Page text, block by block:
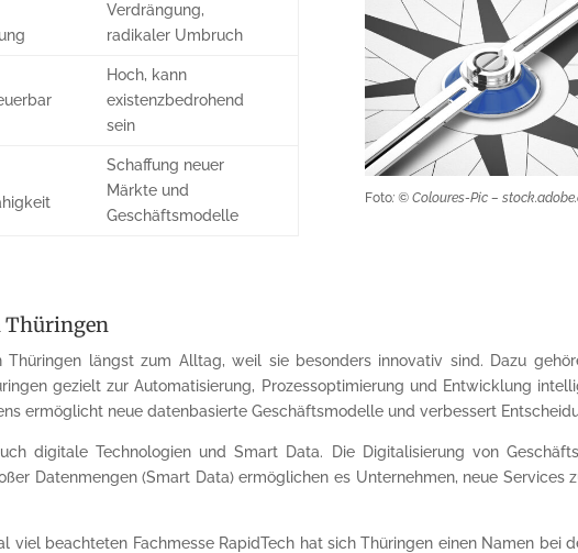
Verdrängung,
radikaler Umbruch
Hoch, kann
existenzbedrohend
sein
Schaffung neuer
Märkte und
Geschäftsmodelle
Foto: © Coloures-Pic –
Thüringen
Thüringen längst zum Alltag, weil sie besonders innovativ sind. Dazu
gezielt zur Automatisierung, Prozessoptimierung und Entwicklung
ermöglicht neue datenbasierte Geschäftsmodelle und verbessert
digitale Technologien und Smart Data. Die Digitalisierung von
Datenmengen (Smart Data) ermöglichen es Unternehmen, neue
viel beachteten Fachmesse RapidTech hat sich Thüringen einen Namen bei